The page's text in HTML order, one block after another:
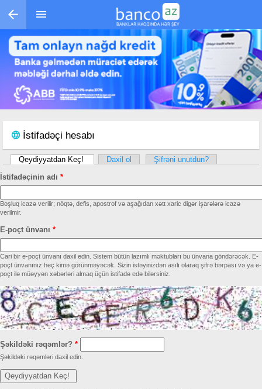
Skip to main content
İstifadəçi hesabı
Primary tabs
Qeydiyyatdan Keç! (active tab)
Daxil ol
Şifrəni unutdun?
İstifadəçinin adı *
Boşluq icazə verilir; nöqtə, defis, apostrof və aşağıdan xətt xaric digər işarələrə icazə
verilmir.
E-poçt ünvanı *
Cari bir e-poçt ünvanı daxil edin. Sistem bütün lazımlı məktubları bu ünvana göndərəcək. E-
poçt ünvanınız heç kimə görünməyəcək. Sizin istəyinizdən asılı olaraq şifrə bərpası və ya e-
poçt ilə müəyyən xəbərləri almaq üçün istifadə edə bilərsiniz.
Şəkildəki rəqəmlər? *
Şəkildəki rəqəmləri daxil edin.